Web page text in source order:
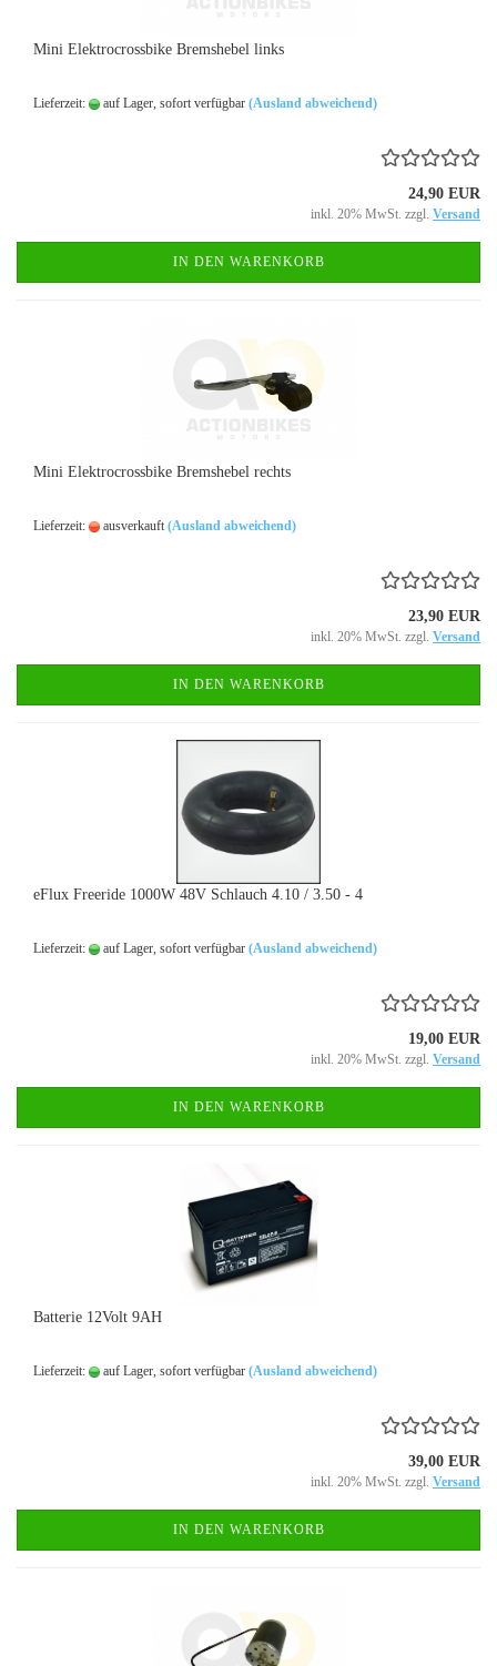
Mini Elektrocrossbike Bremshebel links
Lieferzeit: auf Lager, sofort verfügbar (Ausland abweichend)
24,90 EUR
inkl. 20% MwSt. zzgl. Versand
IN DEN WARENKORB
Mini Elektrocrossbike Bremshebel rechts
Lieferzeit: ausverkauft (Ausland abweichend)
23,90 EUR
inkl. 20% MwSt. zzgl. Versand
IN DEN WARENKORB
eFlux Freeride 1000W 48V Schlauch 4.10 / 3.50 - 4
Lieferzeit: auf Lager, sofort verfügbar (Ausland abweichend)
19,00 EUR
inkl. 20% MwSt. zzgl. Versand
IN DEN WARENKORB
Batterie 12Volt 9AH
Lieferzeit: auf Lager, sofort verfügbar (Ausland abweichend)
39,00 EUR
inkl. 20% MwSt. zzgl. Versand
IN DEN WARENKORB